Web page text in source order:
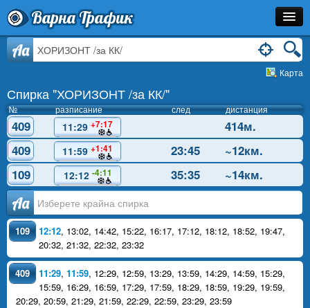
Варна Трафик
Спирка
Разписание
Как Да Стигна?
Инфо
Aa
Карта
Спирка "ХОРИЗОНТ /за КК/"
№ разписание след дистанция
409 11:29 +7:17
414м.
409
11:59 +1:41 23:45
~12км.
109
12:12 -4:11 35:35 ~14км.
Аа
109 12:12, 13:02, 14:42, 15:22, 16:17, 17:12, 18:12, 18:52, 19:47,
20:32, 21:32, 22:32, 23:32
409 11:29, 11:59, 12:29, 12:59, 13:29, 13:59, 14:29, 14:59, 15:29,
15:59, 16:29, 16:59, 17:29, 17:59, 18:29, 18:59, 19:29, 19:59,
20:29, 20:59, 21:29, 21:59, 22:29, 22:59, 23:29, 23:59